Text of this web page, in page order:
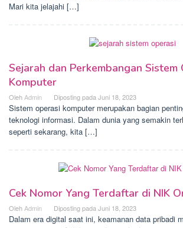
Mari kita jelajahi […]
Sejarah dan Perkembangan Sistem
Komputer
Oleh Admin Diposting pada Juni 18, 2023
Sistem operasi komputer merupakan bagian
teknologi informasi. Dalam dunia yang semakin
seperti sekarang, kita […]
Cek Nomor Yang Terdaftar di NIK
Oleh Admin Diposting pada Juni 18, 2023
Dalam era digital saat ini, keamanan data pribadi